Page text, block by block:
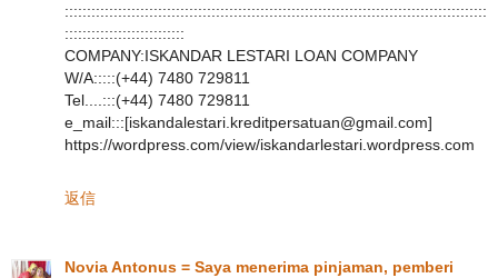
:::::::::::::::::::::::::::::::::::::::::::::::::::::::::::::::::::::::::::::::::::::::::::::::
:::::::::::::::::::::::::::
COMPANY:ISKANDAR LESTARI LOAN COMPANY
W/A:::::(+44) 7480 729811
Tel....:::(+44) 7480 729811
e_mail:::[iskandalestari.kreditpersatuan@gmail.com]
https://wordpress.com/view/iskandarlestari.wordpress.com
返信
Novia Antonus = Saya menerima pinjaman, pemberi